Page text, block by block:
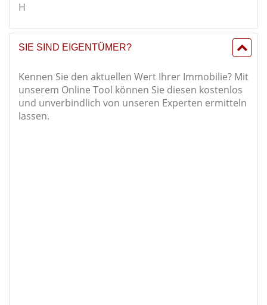
H
SIE SIND EIGENTÜMER?
Kennen Sie den aktuellen Wert Ihrer Immobilie? Mit
unserem Online Tool können Sie diesen kostenlos
und unverbindlich von unseren Experten ermitteln
lassen.